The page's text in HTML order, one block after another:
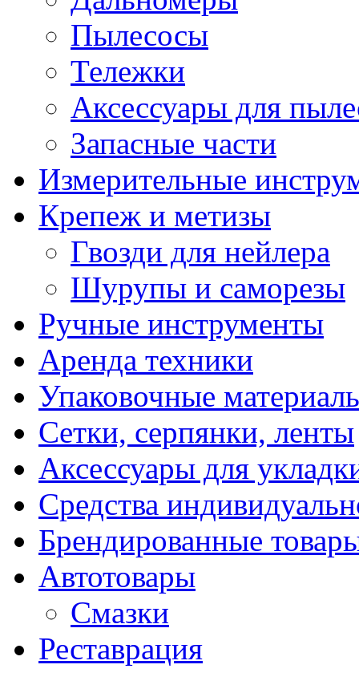
Пылесосы
Тележки
Аксессуары для
Запасные части
Измерительные
Крепеж и метизы
Гвозди для нейлера
Шурупы и саморезы
Ручные инструменты
Аренда техники
Упаковочные
Сетки, серпянки, ленты
Аксессуары для
Средства
Брендированные
Автотовары
Смазки
Реставрация